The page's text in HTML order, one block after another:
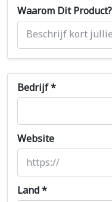
Waarom Dit Product?
Bedrijf *
Website
Land *